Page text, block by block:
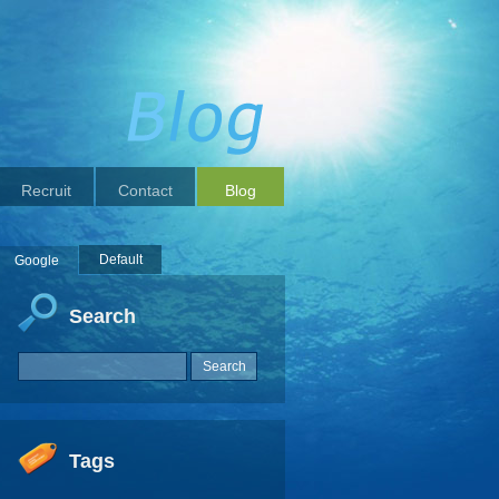
Blog
Contact
Recruit
Google Default
Search
Tags